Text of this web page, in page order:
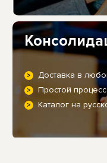
Доставка в
Простой
Каталог на